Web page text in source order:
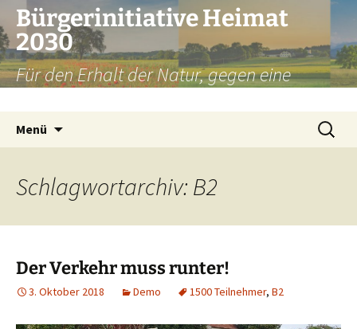
Zum
Inhalt
springen
Bürgerinitiative Heimat
2030
Für den Erhalt der Natur, gegen eine
Menü
Suchen
nach:
Schlagwortarchiv: B2
Der Verkehr muss runter!
3. Oktober 2018 Demo 1500 Teilnehmer, B2